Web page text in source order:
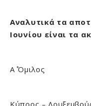
Αναλυτικά τα
Ιουνίου είναι τα
Α΄ Όμιλος
Κύπρος –